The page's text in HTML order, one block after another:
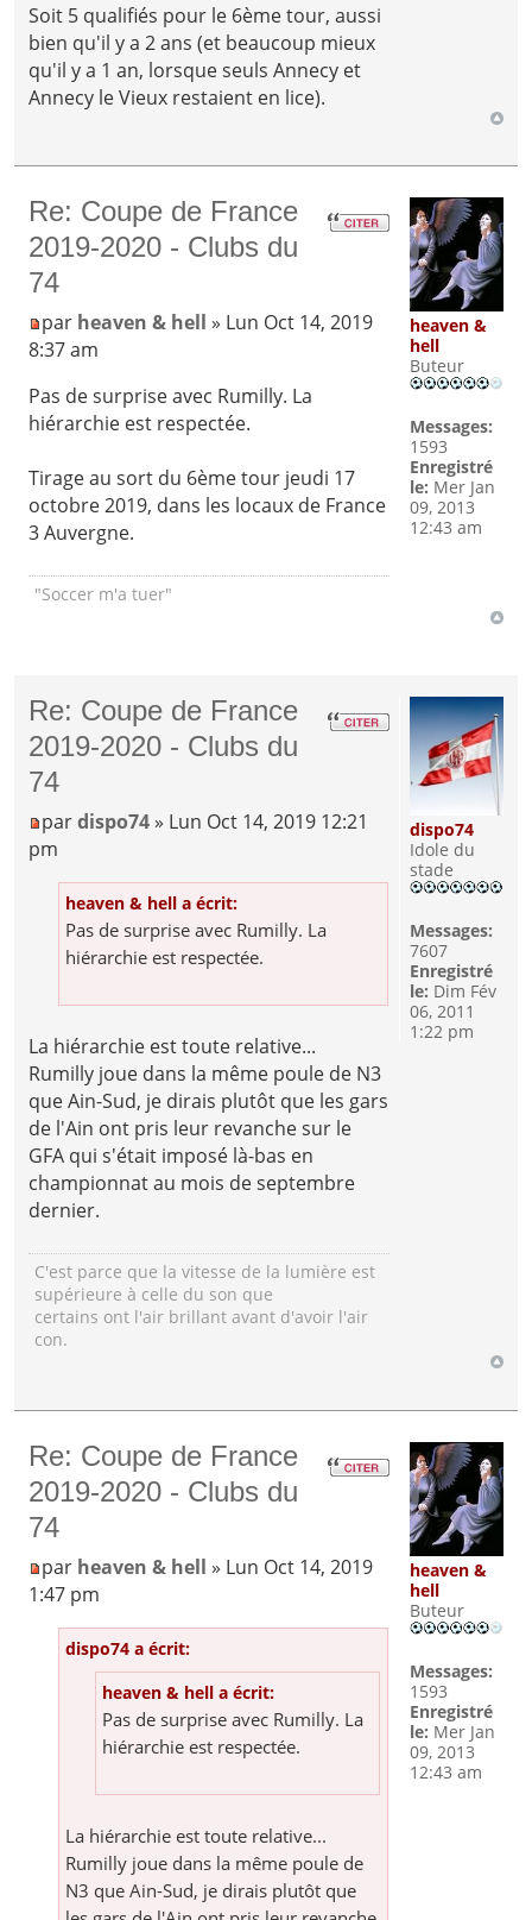
Soit 5 qualifiés pour le 6ème tour, aussi
bien qu'il y a 2 ans (et beaucoup mieux
qu'il y a 1 an, lorsque seuls Annecy et
Annecy le Vieux restaient en lice).
Re: Coupe de France
2019-2020 - Clubs du
74
par heaven & hell » Lun Oct 14, 2019
8:37 am
Pas de surprise avec Rumilly. La
hiérarchie est respectée.
Tirage au sort du 6ème tour jeudi 17
octobre 2019, dans les locaux de France
3 Auvergne.
"Soccer m'a tuer"
heaven &
hell
Buteur
Messages:
1593
Enregistré
le: Mer Jan
09, 2013
12:43 am
Re: Coupe de France
2019-2020 - Clubs du
74
pardispo74 » Lun Oct 14, 2019 12:21
pm
heaven & hell a écrit:
Pas de surprise avec Rumilly. La
hiérarchie est respectée.
La hiérarchie est toute relative...
Rumilly joue dans la même poule de N3
que Ain-Sud, je dirais plutôt que les gars
de l'Ain ont pris leur revanche sur le
GFA qui s'était imposé là-bas en
championnat au mois de septembre
dernier.
C'est parce que la vitesse de la lumière est
supérieure à celle du son que
certains ont l'air brillant avant d'avoir l'air
con.
dispo74
Idole du
stade
Messages:
7607
Enregistré
le: Dim Fév
06, 2011
1:22 pm
Re: Coupe de France
2019-2020 - Clubs du
74
par heaven & hell » Lun Oct 14, 2019
1:47 pm
dispo74 a écrit:
heaven & hell a écrit:
Pas de surprise avec Rumilly. La
hiérarchie est respectée.
La hiérarchie est toute relative...
Rumilly joue dans la même poule de
N3 que Ain-Sud, je dirais plutôt que
heaven &
hell
Buteur
Messages:
1593
Enregistré
le: Mer Jan
09, 2013
12:43 am